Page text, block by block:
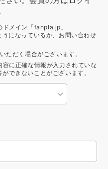
メイン「fanpla.jp」
になっているか、お問い合わせ
ただく場合がございます。
に正確な情報が入力されていな
できないことがございます。